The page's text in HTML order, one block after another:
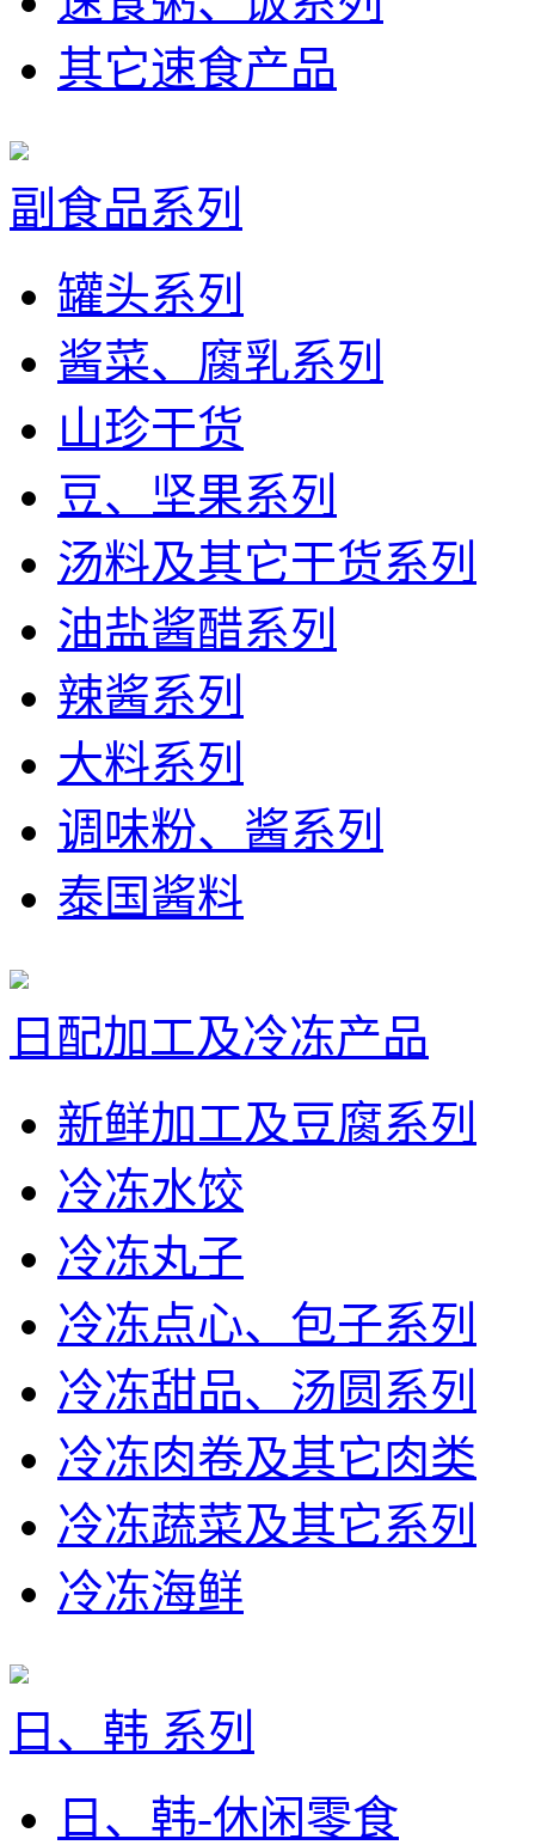
其它速食产品
副食品系列
罐头系列
酱菜、腐乳系列
山珍干货
豆、坚果系列
汤料及其它干货系列
油盐酱醋系列
辣酱系列
大料系列
调味粉、酱系列
泰国酱料
日配加工及冷冻产品
新鲜加工及豆腐系列
冷冻水饺
冷冻丸子
冷冻点心、包子系列
冷冻甜品、汤圆系列
冷冻肉卷及其它肉类
冷冻蔬菜及其它系列
冷冻海鲜
日、韩 系列
日、韩-休闲零食